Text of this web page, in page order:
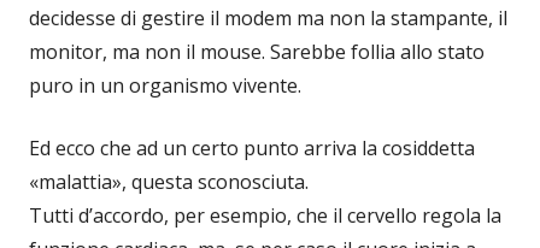
decidesse di gestire il modem ma non la stampante, il
monitor, ma non il mouse. Sarebbe follia allo stato
puro in un organismo vivente.
Ed ecco che ad un certo punto arriva la cosiddetta
«malattia», questa sconosciuta.
Tutti d’accordo, per esempio, che il cervello regola la